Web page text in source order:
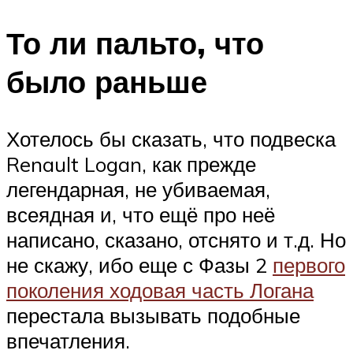
То ли пальто, что
было раньше
Хотелось бы сказать, что подвеска
Renault Logan, как прежде
легендарная, не убиваемая,
всеядная и, что ещё про неё
написано, сказано, отснято и т.д. Но
не скажу, ибо еще с Фазы 2 первого
поколения ходовая часть Логана
перестала вызывать подобные
впечатления.